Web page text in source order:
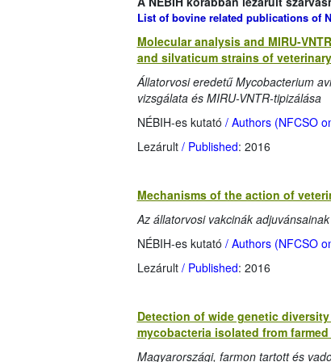
List of bovine related publications of
Molecular analysis and MIRU-
and silvaticum strains of
Állatorvosi eredetű Mycobacterium
vizsgálata és MIRU-VNTR-tipizálása
NÉBIH-es kutató / Authors (NFCSO
Lezárult/ Published: 2016
Mechanisms of the action of
Az állatorvosi vakcinák
NÉBIH-es kutató / Authors (NFCSO
Lezárult/ Published: 2016
Detection of wide genetic
mycobacteria isolated from
Magyarországi, farmon tartott és